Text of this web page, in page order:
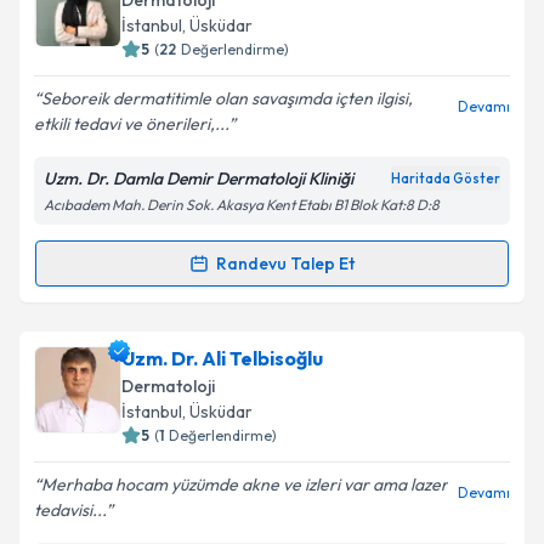
için bir takvim hazırlandığında e-posta ile
bilgilendireceğiz.
E-posta Adresiniz
Kişisel verilerimin işlenmesine ilişkinAydınlatma
Metni'ni okudum ve kişisel verilerimin belirtilen
kapsamda işlenmesini kabul ediyorum.
İstanbul, Üsküdar
5 (22 Değerlendirme)
Seboreik dermatitimle olan savaşımda içten ilgisi,
etkili tedavi ve önerileri,...
Devamı
Uzm. Dr. Damla Demir Dermatoloji Kliniği Haritada Göster
Acıbadem Mah. Derin Sok. Akasya Kent Etabı B1 Blok Kat:8 D:8
Randevu Talep Et
Randevu Takvimi Talebi
Uzm. Dr. Damla Demiriçin randevu takvimi talebi
oluşturun. Size bu uzmandan randevu almanız için bir
takvim hazırlandığında e-posta ile bilgilendireceğiz.
Uzm. Dr. Ali Telbisoğlu
Dermatoloji
İstanbul, Üsküdar
5 (1 Değerlendirme)
Merhaba hocam yüzümde akne ve izleri var ama lazer
tedavisi...
Devamı